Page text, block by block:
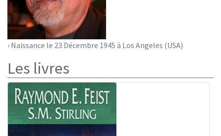
› Naissance le 23 Décembre 1945 à Los Angeles (USA)
Les livres